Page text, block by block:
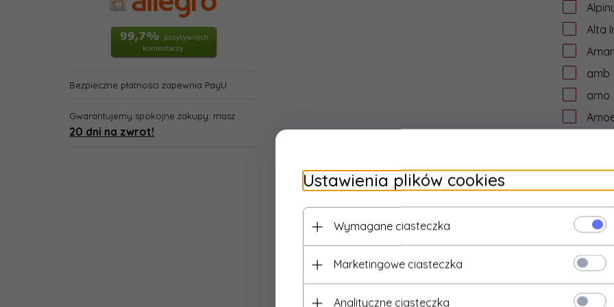
Bezpieczne płatności zapewnia PayU
Gwarantujemy spokojne zakupy: masz
20 dni na zwrot!
Alta
amb
amo
anv
Any
APS
Ustawienia plików cookies
Wymagane ciasteczka
Marketingowe ciasteczka
Analityczne ciasteczka